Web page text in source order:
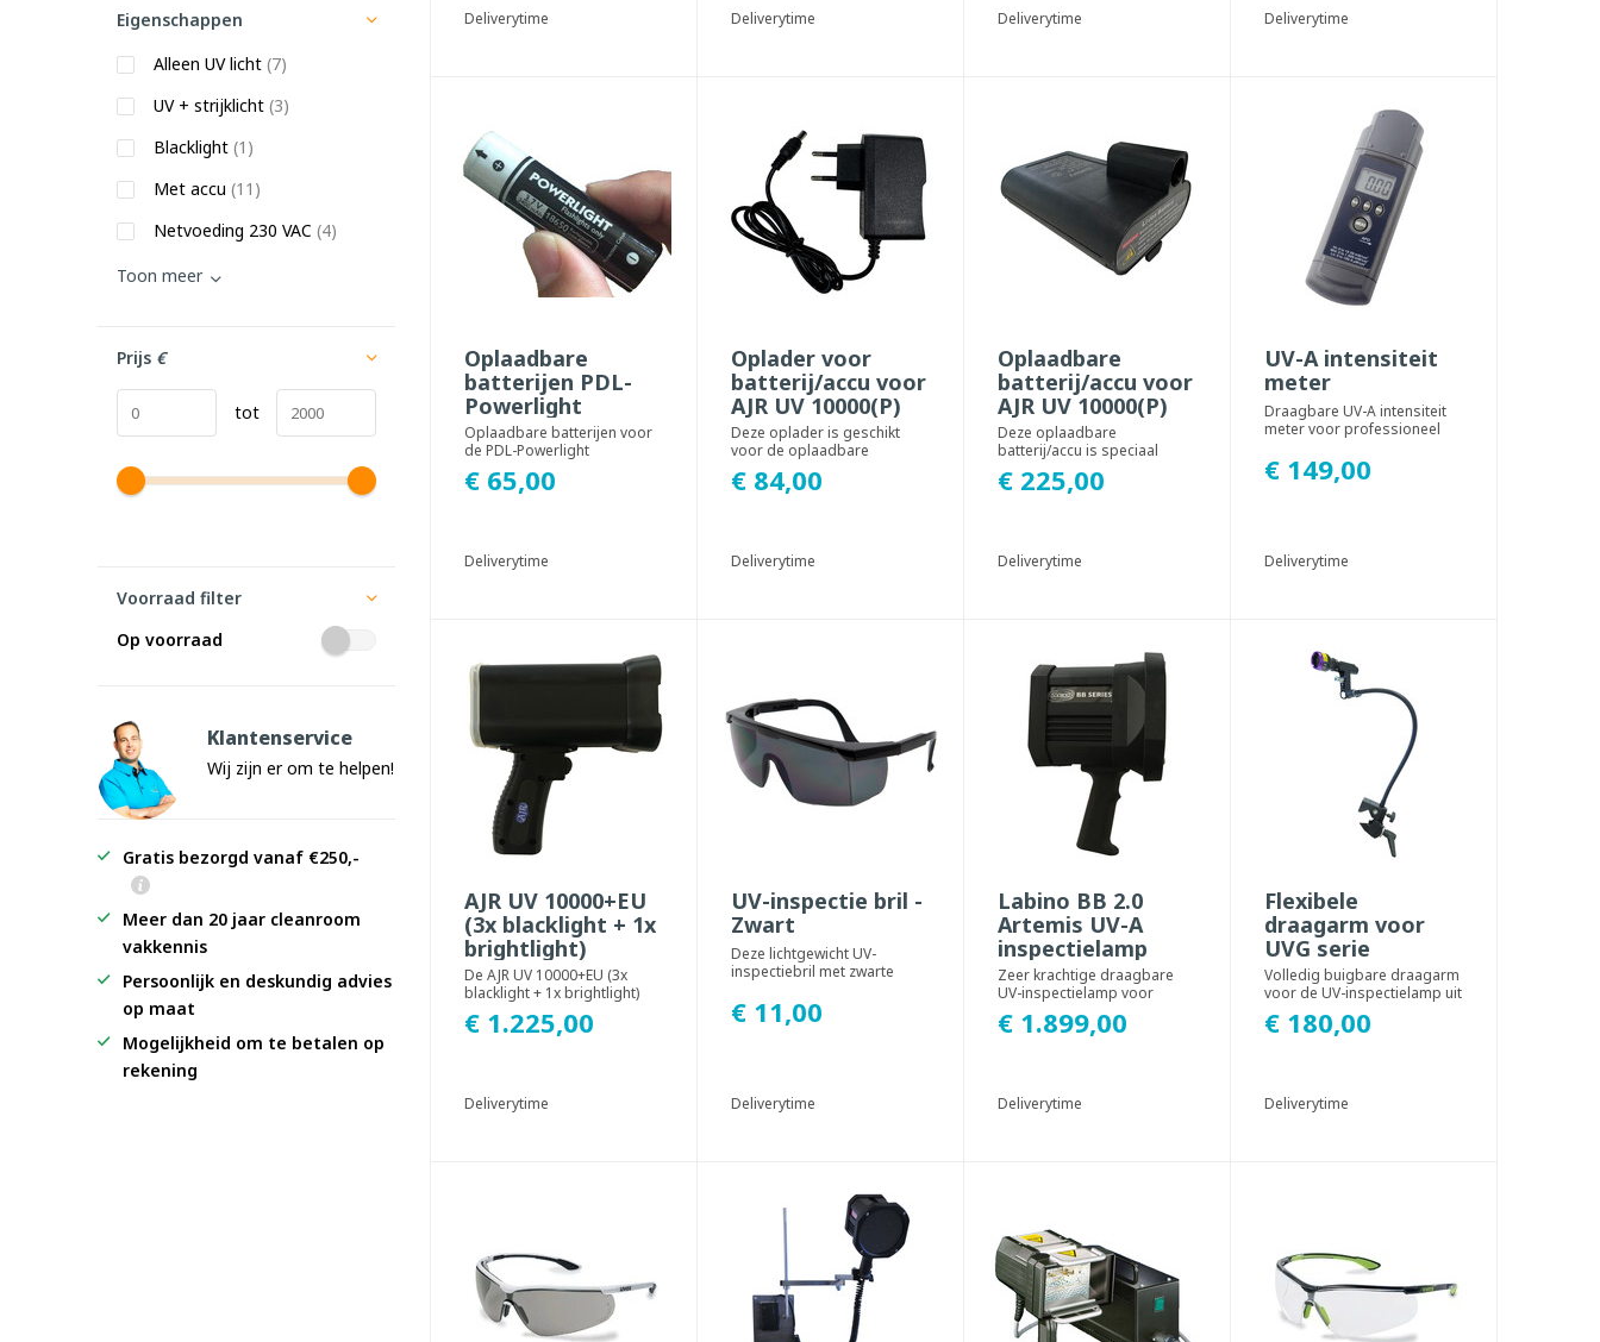
Deliverytime Deliverytime Deliverytime Deliverytime
Oplaadbare
batterijen PDL-
Powerlight
Oplaadbare batterijen voor
de PDL-Powerlight
€ 65,00
Deliverytime
Oplader voor
batterij/accu voor
AJR UV 10000(P)
Deze oplader is geschikt
voor de oplaadbare
batterij/accu van de AJR UV
10000 en AJR UV 10...
€ 84,00
Deliverytime
Oplaadbare
batterij/accu voor
AJR UV 10000(P)
Deze oplaadbare
batterij/accu is speciaal
ontwikkeld voor de AJR UV
10000 en AJR UV 10000P...
€ 225,00
Deliverytime
UV-A intensiteit
meter
Draagbare UV-A intensiteit
meter voor professioneel
intensiteit met...
€ 149,00
Deliverytime
AJR UV 10000+EU
(3x blacklight + 1x
brightlight)
De AJR UV 10000+EU (3x
blacklight + 1x brightlight)
inspectielamp is speciaal
ontworpen vo...
€ 1.225,00
Deliverytime
UV-inspectie bril -
Zwart
Deze lichtgewicht UV-
inspectiebril met zwarte
gebruiker tijdens het ge...
€ 11,00
Deliverytime
Labino BB 2.0
Artemis UV-A
inspectielamp
Zeer krachtige draagbare
UV-inspectielamp voor
professioneel gebruik met
22.000 µW/cm². ...
€ 1.899,00
Deliverytime
Flexibele
draagarm voor
UVG serie
Volledig buigbare draagarm
voor de UV-inspectielamp uit
de UVG serie. Door de
stevige maar...
€ 180,00
Deliverytime
Eigenschappen
Alleen UV licht (7)
UV + strijklicht (3)
Blacklight (1)
Met accu (11)
Netvoeding 230 VAC (4)
Toon meer
Prijs €
tot
Voorraad filter
Op voorraad
Klantenservice
Wij zijn er om te helpen!
Gratis bezorgd vanaf €250,-
Meer dan 20 jaar cleanroom
vakkennis
Persoonlijk en deskundig advies
op maat
Mogelijkheid om te betalen op
rekening